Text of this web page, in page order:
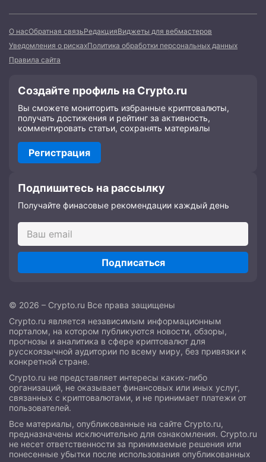
О насОбратная связьРедакцияВиджеты для вебмастеров
Уведомления о рискахПолитика обработки персональных данных
Правила сайта
Создайте профиль на Crypto.ru
Вы сможете мониторить избранные криптовалюты,
получать достижения и рейтинг за активность,
комментировать статьи, сохранять материалы
Регистрация
Подпишитесь на рассылку
Получайте финасовые рекомендации каждый день
Подписаться
© 2026 – Crypto.ru Все права защищены
Crypto.ru является независимым информационным
порталом, на котором публикуются новости, обзоры,
прогнозы и аналитика в сфере криптовалют для
русскоязычной аудитории по всему миру, без привязки к
конкретной стране.
Crypto.ru не представляет интересы каких-либо
организаций, не оказывает финансовых или иных услуг,
связанных с криптовалютами, и не принимает платежи от
пользователей.
Все материалы, опубликованные на сайте Crypto.ru,
предназначены исключительно для ознакомления. Crypto.ru
не несет ответственности за принимаемые решения или
понесенные убытки после использования опубликованных